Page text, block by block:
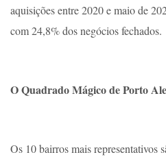
aquisições entre 2020 e maio de
com 24,8% dos negócios fechados.
O Quadrado Mágico de Porto
Os 10 bairros mais representativos